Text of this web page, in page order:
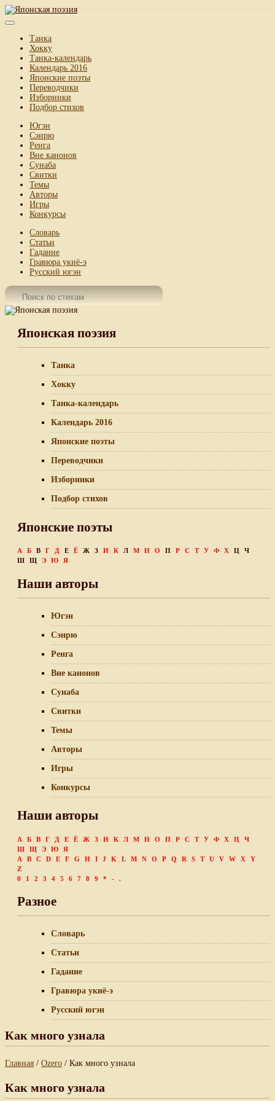
Танка
Хокку
Танка-календарь
Календарь 2016
Японские поэты
Переводчики
Изборники
Подбор стихов
Югэн
Сэнрю
Ренга
Вне канонов
Сунаба
Свитки
Темы
Авторы
Игры
Конкурсы
Словарь
Статьи
Гадание
Гравюра укиё-э
Русский югэн
Японская поэзия
Танка
Хокку
Танка-календарь
Календарь 2016
Японские поэты
Переводчики
Изборники
Подбор стихов
Японские поэты
А Б В Г Д Е Ё Ж З И К Л М Н О П Р С Т У Ф Х Ц
Ч
Ш
Щ Э Ю Я
Наши авторы
Югэн
Сэнрю
Ренга
Вне канонов
Сунаба
Свитки
Темы
Авторы
Игры
Конкурсы
Наши авторы
А Б В Г Д Е Ё Ж З И К Л М Н О П Р С Т У Ф Х Ц
Ч
Ш
Щ Э Ю
Я
A
B C D E F G H I J K L M N O P Q R S T U V W X
Y
Z
0
1 2 3 4 5 6 7 8 9 * - .
Разное
Словарь
Статьи
Гадание
Гравюра укиё-э
Русский югэн
Как много узнала
Главная / Ozero / Как много узнала
Как много узнала